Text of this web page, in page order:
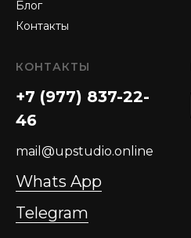
Блог
Контакты
КОНТАКТЫ
+7 (977) 837-22-
46
mail@upstudio.online
Whats App
Telegram